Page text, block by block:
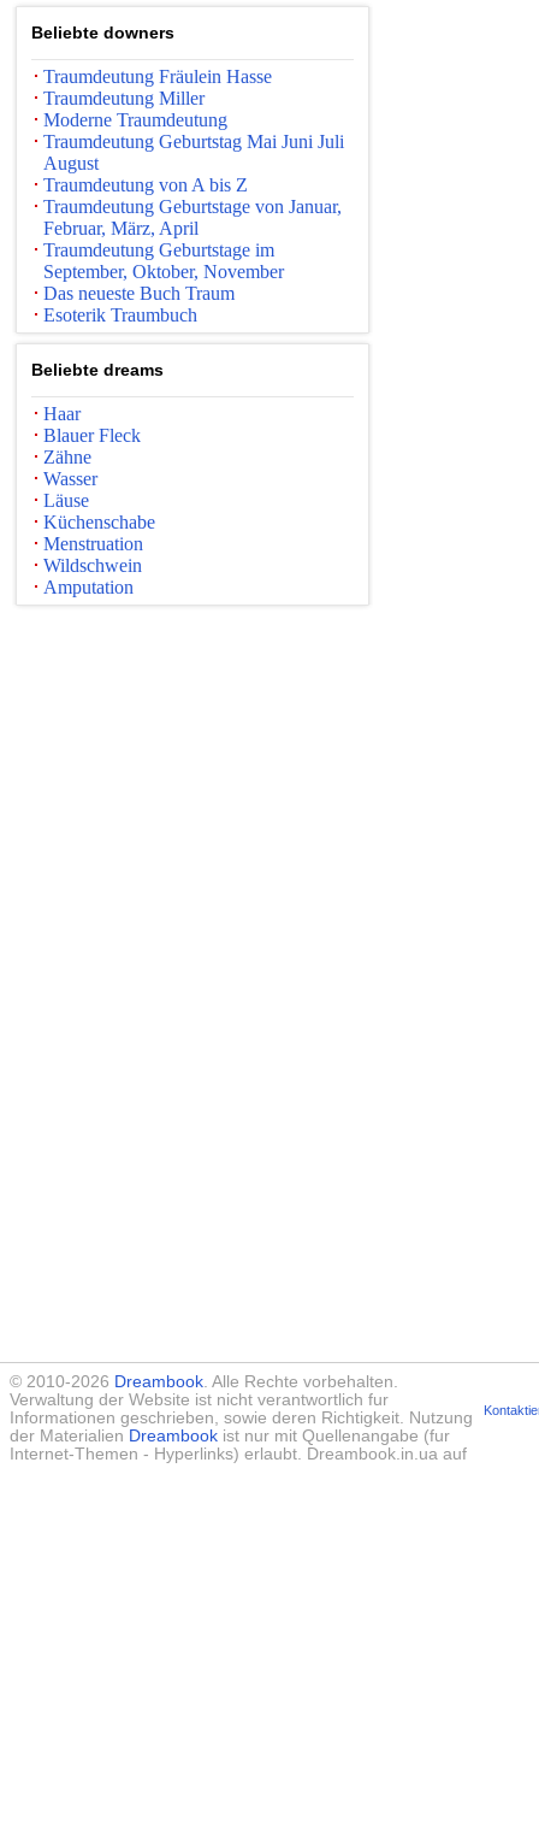
Beliebte downers
Traumdeutung Fräulein Hasse
Traumdeutung Miller
Moderne Traumdeutung
Traumdeutung Geburtstag Mai Juni Juli
August
Traumdeutung von A bis Z
Traumdeutung Geburtstage von Januar,
Februar, März, April
Traumdeutung Geburtstage im
September, Oktober, November
Das neueste Buch Traum
Esoterik Traumbuch
Beliebte dreams
Haar
Blauer Fleck
Zähne
Wasser
Läuse
Küchenschabe
Menstruation
Wildschwein
Amputation
© 2010-2026 Dreambook. Alle Rechte vorbehalten.
Verwaltung der Website ist nicht verantwortlich fur
Informationen geschrieben, sowie deren Richtigkeit. Nutzung
der Materialien Dreambook ist nur mit Quellenangabe (fur
Internet-Themen - Hyperlinks) erlaubt. Dreambook.in.ua auf